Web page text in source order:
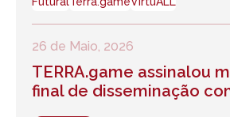
26 de Maio, 2026
TERRA.game assinalou
final de disseminação